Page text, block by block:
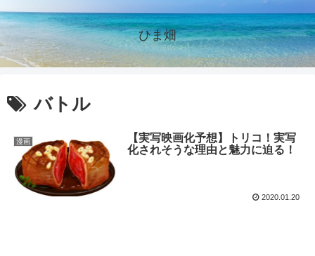
ひま畑
バトル
漫画
【実写映画化予想】トリコ！実写
化されそうな理由と魅力に迫る！
2020.01.20